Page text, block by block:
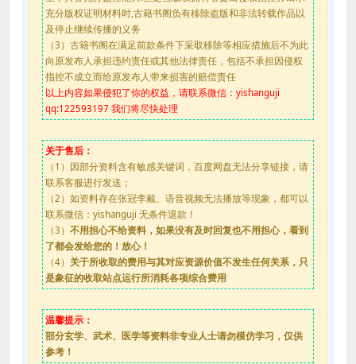
充分版权证明材料时,古籍书阁负有移除盗版和非法转载作品以
及停止继续传播的义务
（3）古籍书阁在满足前款条件下采取移除等相应措施后不为此
向原发布人承担违约责任或其他法律责任，包括不承担因侵权
指控不成立而给原发布人带来损害的赔偿责任
以上内容如果侵犯了你的权益，请联系微信：yishanguji
qq:122593197 我们将尽快处理
关于售后：
（1）因部分资料含有敏感关键词，百度网盘无法分享链接，请
联系客服进行发送；
（2）如资料存在张冠李戴、语音视频无法播放等现象，都可以
联系微信：yishanguji 无条件退款！
（3） 不用担心不给资料，如果没有及时回复也不用担心，看到
了都会发给您的！放心！
（4） 关于所收取的费用与其对应资源价值不发生任何关系，只
是象征的收取站点运行所消耗各项综合费用
温馨提示：
部分玄学、武术、医学等资料非专业人士请勿模仿学习，仅供
参考！